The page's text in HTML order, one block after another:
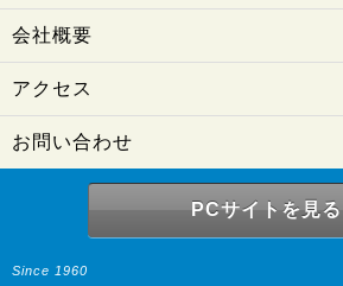
会社概要
アクセス
お問い合わせ
PCサイトを見る
Since 1960